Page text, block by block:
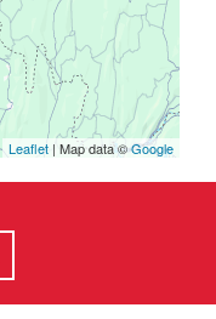
Leaflet | Map data ©Google